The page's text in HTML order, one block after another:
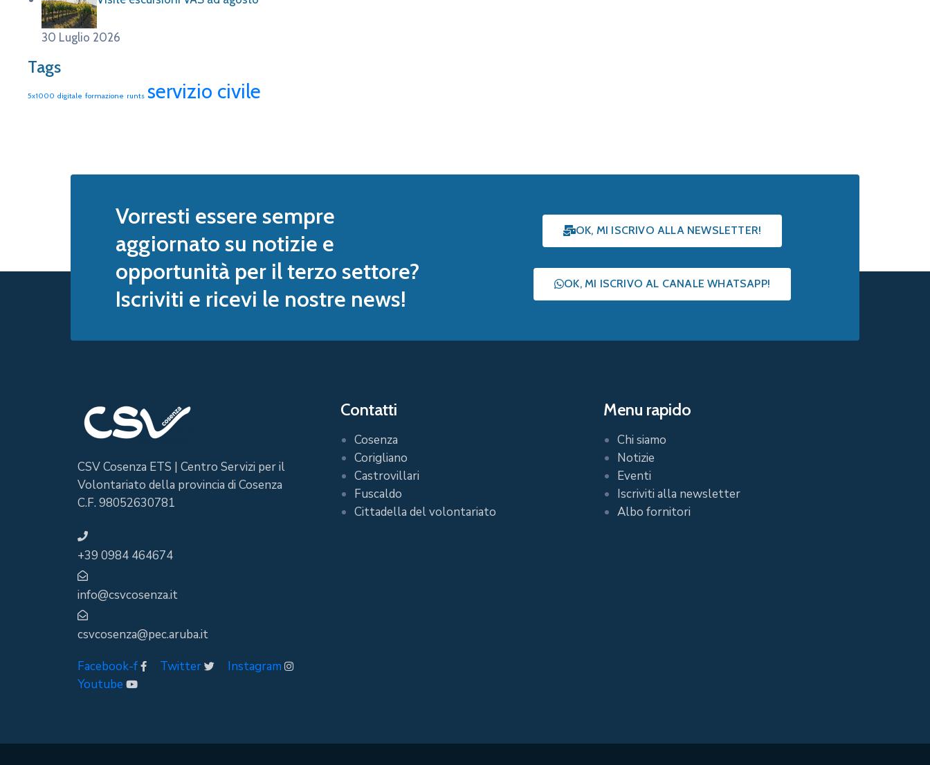
30 Luglio 2026
Tags
5x1000 digitale formazione runts servizio civile
Vorresti essere sempre
aggiornato su notizie e
opportunità per il terzo settore?
Iscriviti e ricevi le nostre news!
OK, MI ISCRIVO ALLA NEWSLETTER!
OK, MI ISCRIVO AL CANALE WHATSAPP!
CSV Cosenza ETS | Centro Servizi per il
Volontariato della provincia di Cosenza
C.F. 98052630781
+39 0984 464674
info@csvcosenza.it
csvcosenza@pec.aruba.it
Facebook-f
Twitter
Instagram
Youtube
Contatti
Cosenza
Corigliano
Castrovillari
Fuscaldo
Cittadella del volontariato
Menu rapido
Chi siamo
Notizie
Eventi
Iscriviti alla newsletter
Albo fornitori